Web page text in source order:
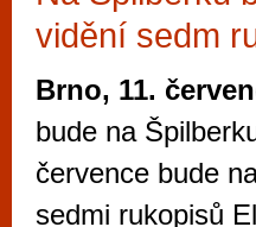
vidění sedm
Brno, 11.
bude na
července bude
sedmi rukopisů
Mimo jiné je ale